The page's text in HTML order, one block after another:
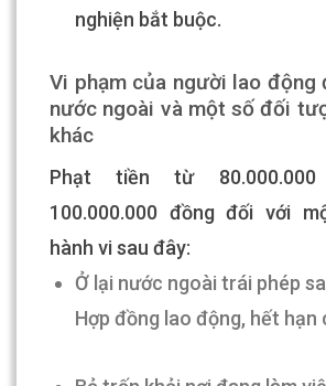
nghiện bắt buộc.
Vi phạm của người lao động
nước ngoài và một số đối
khác
Phạt tiền từ
100.000.000 đồng đối với
hành vi sau đây:
Ở lại nước ngoài trái phép
Hợp đồng lao động, hết hạn